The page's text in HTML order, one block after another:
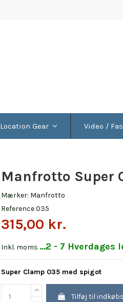
Location Gear Video /
Manfrotto Super
Mærker: Manfrotto
Reference035
315,00 kr.
Inkl. moms ...2 - 7 Hverdages
Super Clamp 035 med spigot
Tilføj til